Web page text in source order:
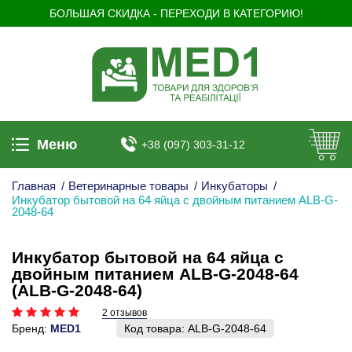
БОЛЬШАЯ СКИДКА - ПЕРЕХОДИ В КАТЕГОРИЮ!
Меню +38 (097) 303-31-12
Главная / Ветеринарные товары / Инкубаторы /
Инкубатор бытовой на 64 яйца с двойным питанием ALB-G-
2048-64
Инкубатор бытовой на 64 яйца с
двойным питанием ALB-G-2048-64
(ALB-G-2048-64)
2 отзывов
Бренд: MED1 Код товара: ALB-G-2048-64